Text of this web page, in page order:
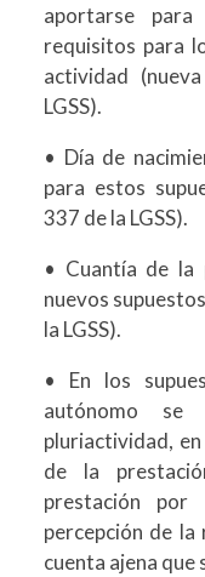
aportarse
requisitos para
actividad
LGSS).
• Día de
para estos
337 de la LGSS).
• Cuantía de la
nuevos
la LGSS).
• En los
autónomo se
pluriactividad,
de la
prestación por
percepción de
cuenta ajena que